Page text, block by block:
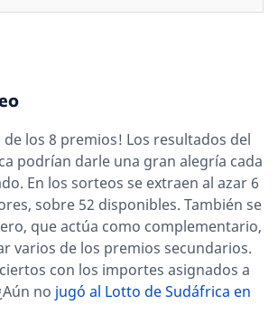
de los 8 premios! Los resultados del
podrían darle una gran alegría cada
En los sorteos se extraen al azar 6
sobre 52 disponibles. También se
que actúa como complementario,
varios de los premios secundarios.
con los importes asignados a
no jugó al Lotto de Sudáfrica en